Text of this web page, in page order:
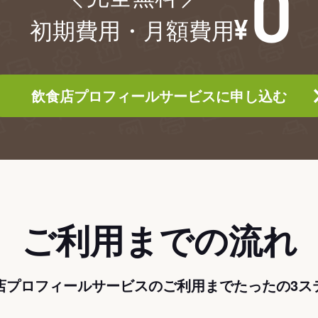
初期費用・月額費用
飲食店プロフィールサービスに申し込む
ご利用までの流れ
プロフィールサービスのご利用までたったの3ス